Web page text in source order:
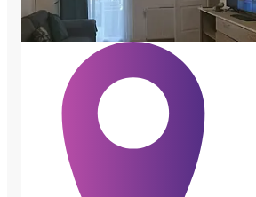
l'école pour 8h30 et aller les chercher à
16h15, 4 jours par semaine (école à 8 min
en vélo cargo). La personne aura la
reponsabilite des enfants des l’absences
des parents pour raisons professionnelles
ou privees. La personne ne dépassera pas
15h par semaine en contrepartie du
logement. Les 15h par semaine seront
étalées sur toute l'année, entre nos
vacances (9 semaines) et nos repos en
semaines. En général, la personne effectue